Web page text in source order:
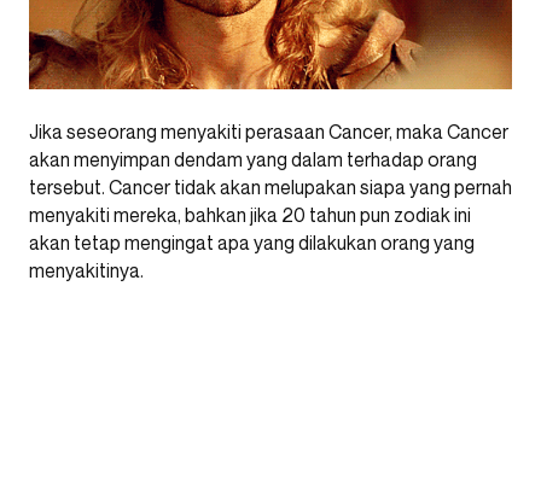
Jika seseorang menyakiti perasaan Cancer, maka Cancer
akan menyimpan dendam yang dalam terhadap orang
tersebut. Cancer tidak akan melupakan siapa yang pernah
menyakiti mereka, bahkan jika 20 tahun pun zodiak ini
akan tetap mengingat apa yang dilakukan orang yang
menyakitinya.